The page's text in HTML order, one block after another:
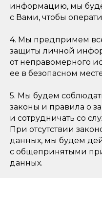
информацию, мы
с Вами, чтобы
4. Мы предпримем
защиты личной
от неправомерного
ее в безопасном
5. Мы будем
законы и правила о
и сотрудничать со
При отсутствии
данных, мы будем
с общепринятыми
данных.